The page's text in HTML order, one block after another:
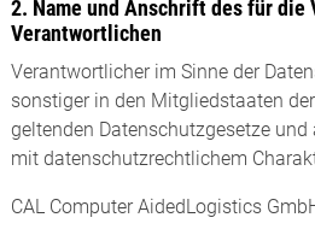
2. Name und Anschrift des für die
Verantwortlichen
Verantwortlicher im Sinne der
sonstiger in den Mitgliedstaaten
geltenden Datenschutzgesetze
mit datenschutzrechtlichem
CAL Computer AidedLogistics